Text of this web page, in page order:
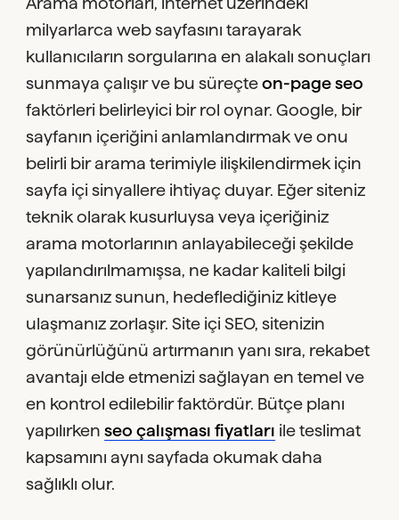
milyarlarca web sayfasını tarayarak
kullanıcıların sorgularına en alakalı sonuçları
sunmaya çalışır ve bu süreçteon-page seo
faktörleri belirleyici bir rol oynar. Google, bir
sayfanın içeriğini anlamlandırmak ve onu
belirli bir arama terimiyle ilişkilendirmek için
sayfa içi sinyallere ihtiyaç duyar. Eğer siteniz
teknik olarak kusurluysa veya içeriğiniz
arama motorlarının anlayabileceği şekilde
yapılandırılmamışsa, ne kadar kaliteli bilgi
sunarsanız sunun, hedeflediğiniz kitleye
ulaşmanız zorlaşır. Site içi SEO, sitenizin
görünürlüğünü artırmanın yanı sıra, rekabet
avantajı elde etmenizi sağlayan en temel ve
en kontrol edilebilir faktördür. Bütçe planı
yapılırkenseo çalışması fiyatları ile teslimat
kapsamını aynı sayfada okumak daha
sağlıklı olur.